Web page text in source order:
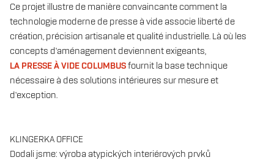
Ce projet illustre de manière convaincante comment la
technologie moderne de presse à vide associe liberté de
création, précision artisanale et qualité industrielle. Là où les
concepts d’aménagement deviennent exigeants,
LA PRESSE À VIDE COLUMBUSfournit la base technique
nécessaire à des solutions intérieures sur mesure et
d’exception.
KLINGERKA OFFICE
Dodali jsme: výroba atypických interiérových prvků